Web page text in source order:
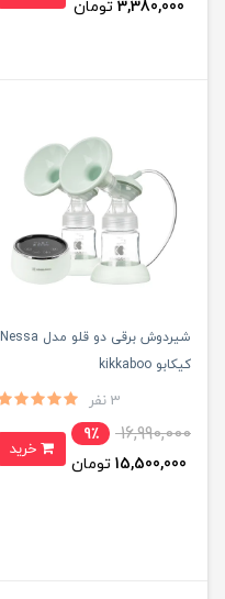
3,380,000 تومان
شیردوش برقی دو قلو مدل Nessa
کیکابو kikkaboo
3 نفر
16,990,000
9٪
15,500,000 تومان